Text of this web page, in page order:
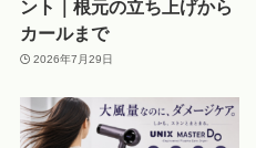
ント｜根元の立ち上げから
カールまで
2026年7月29日